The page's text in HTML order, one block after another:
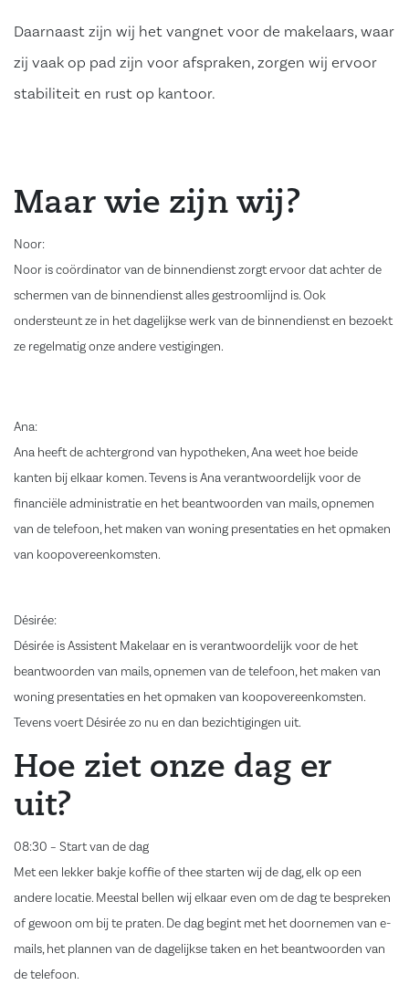
Daarnaast zijn wij het vangnet voor de makelaars, waar
zij vaak op pad zijn voor afspraken, zorgen wij ervoor
stabiliteit en rust op kantoor.
Maar wie zijn wij?
Noor:
Noor is coördinator van de binnendienst zorgt ervoor dat achter de
schermen van de binnendienst alles gestroomlijnd is. Ook
ondersteunt ze in het dagelijkse werk van de binnendienst en bezoekt
ze regelmatig onze andere vestigingen.
Ana:
Ana heeft de achtergrond van hypotheken, Ana weet hoe beide
kanten bij elkaar komen. Tevens is Ana verantwoordelijk voor de
financiële administratie en het beantwoorden van mails, opnemen
van de telefoon, het maken van woning presentaties en het opmaken
van koopovereenkomsten.
Désirée:
Désirée is Assistent Makelaar en is verantwoordelijk voor de het
beantwoorden van mails, opnemen van de telefoon, het maken van
woning presentaties en het opmaken van koopovereenkomsten.
Tevens voert Désirée zo nu en dan bezichtigingen uit.
Hoe ziet onze dag er
uit?
08:30 – Start van de dag
Met een lekker bakje koffie of thee starten wij de dag, elk op een
andere locatie. Meestal bellen wij elkaar even om de dag te bespreken
of gewoon om bij te praten. De dag begint met het doornemen van e-
mails, het plannen van de dagelijkse taken en het beantwoorden van
de telefoon.